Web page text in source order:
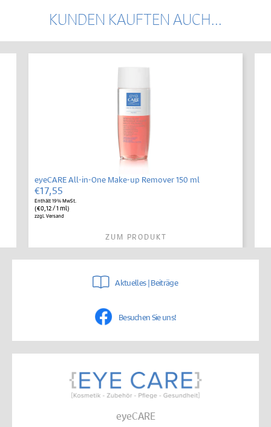
KUNDEN KAUFTEN AUCH...
eyeCARE All-in-One Make-up Remover 150 ml
€17,55
Enthält 19% MwSt.
(€0,12/ 1 ml)
zzgl.Versand
ZUM PRODUKT
Aktuelles | Beiträge
Besuchen Sie uns!
eyeCARE